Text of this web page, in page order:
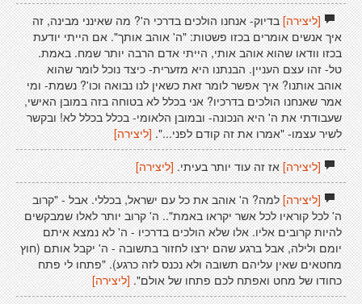
[ליצירה]בדיוק- אנחנו הולכים בדרכי ה'? מה שאינני מבינה, זה
איך אנשים אומרים בכזו פשטות: "ה' אוהב אותך". אם הייתי יודעת
בכזו וודאו שהוא אוהב אותי, הייתי אדם הרבה יותר שמח. באמת.
טל- זהו עצם העניין. הבנתנו היא מזערית- כיצד נוכל לומר שהוא
אוהב אותנו? איך אפשר לומר זאת כשאין לנו נבואה וכו'? נשמת- ומי
אמר שאנחנו הולכים בדרכיו? אני בכלל לא בטוחה בזה במובן האישי,
שעבודתי את ה' היא הנכונה- ובמובן הלאומי- בכלל בכלל לא! ובקשר
לשיר עצמו- "אמרו את זה קודם לפני...". [ליצירה]
[ליצירה]אז זה עוד יותר בעיתי. [ליצירה]
[ליצירה]למה? ה' אוהב את כל עם ישראל, בכללי. אבל - "קרוב
ה' לכל קוראיו לכל אשר יקראו באמת".. ה' קרוב יותר לאלו שמבקשים
להיות קרובים אליו. אלו שלא הולכים בדרכיו - ה' לא נמצא איתם
יומם ולילה, אבל ברגע שהם ירצו לחזור בתשובה - ה' יקבל אותם (חוץ
מחטאים שאין עליהם תשובה ולא נכנס לזה כרגע). "פתחו לי פתח
כחודו של מחט ואפתח לכם פתחו של אולם". [ליצירה]